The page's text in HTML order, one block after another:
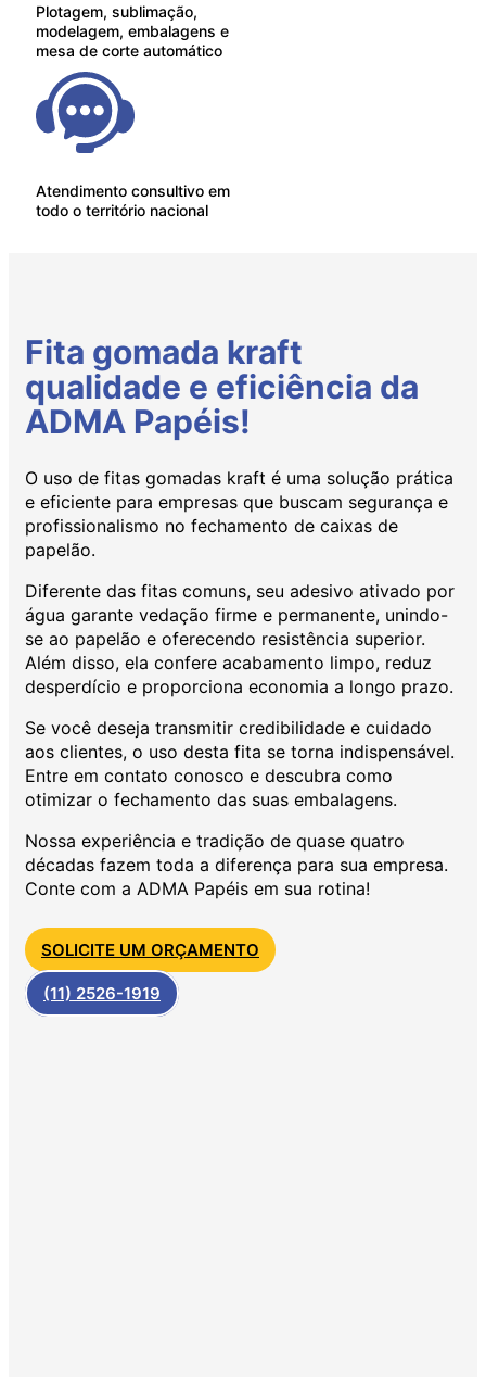
Plotagem, sublimação,
modelagem, embalagens e
mesa de corte automático
Atendimento consultivo em
todo o território nacional
Fita gomada kraft
qualidade e eficiência da
ADMA Papéis!
O uso de fitas gomadas kraft é uma solução prática
e eficiente para empresas que buscam segurança e
profissionalismo no fechamento de caixas de
papelão.
Diferente das fitas comuns, seu adesivo ativado por
água garante vedação firme e permanente, unindo-
se ao papelão e oferecendo resistência superior.
Além disso, ela confere acabamento limpo, reduz
desperdício e proporciona economia a longo prazo.
Se você deseja transmitir credibilidade e cuidado
aos clientes, o uso desta fita se torna indispensável.
Entre em contato conosco e descubra como
otimizar o fechamento das suas embalagens.
Nossa experiência e tradição de quase quatro
décadas fazem toda a diferença para sua empresa.
Conte com a ADMA Papéis em sua rotina!
SOLICITE UM ORÇAMENTO
(11) 2526-1919